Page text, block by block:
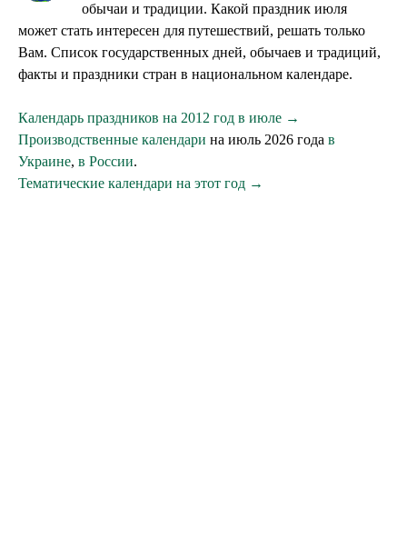
обычаи и традиции. Какой праздник июля
может стать интересен для путешествий, решать только
Вам. Список государственных дней, обычаев и традиций,
факты и праздники стран в национальном календаре.
Календарь праздников на 2012 год в июле →
Производственные календари на июль 2026 года в
Украине, в России.
Тематические календари на этот год →